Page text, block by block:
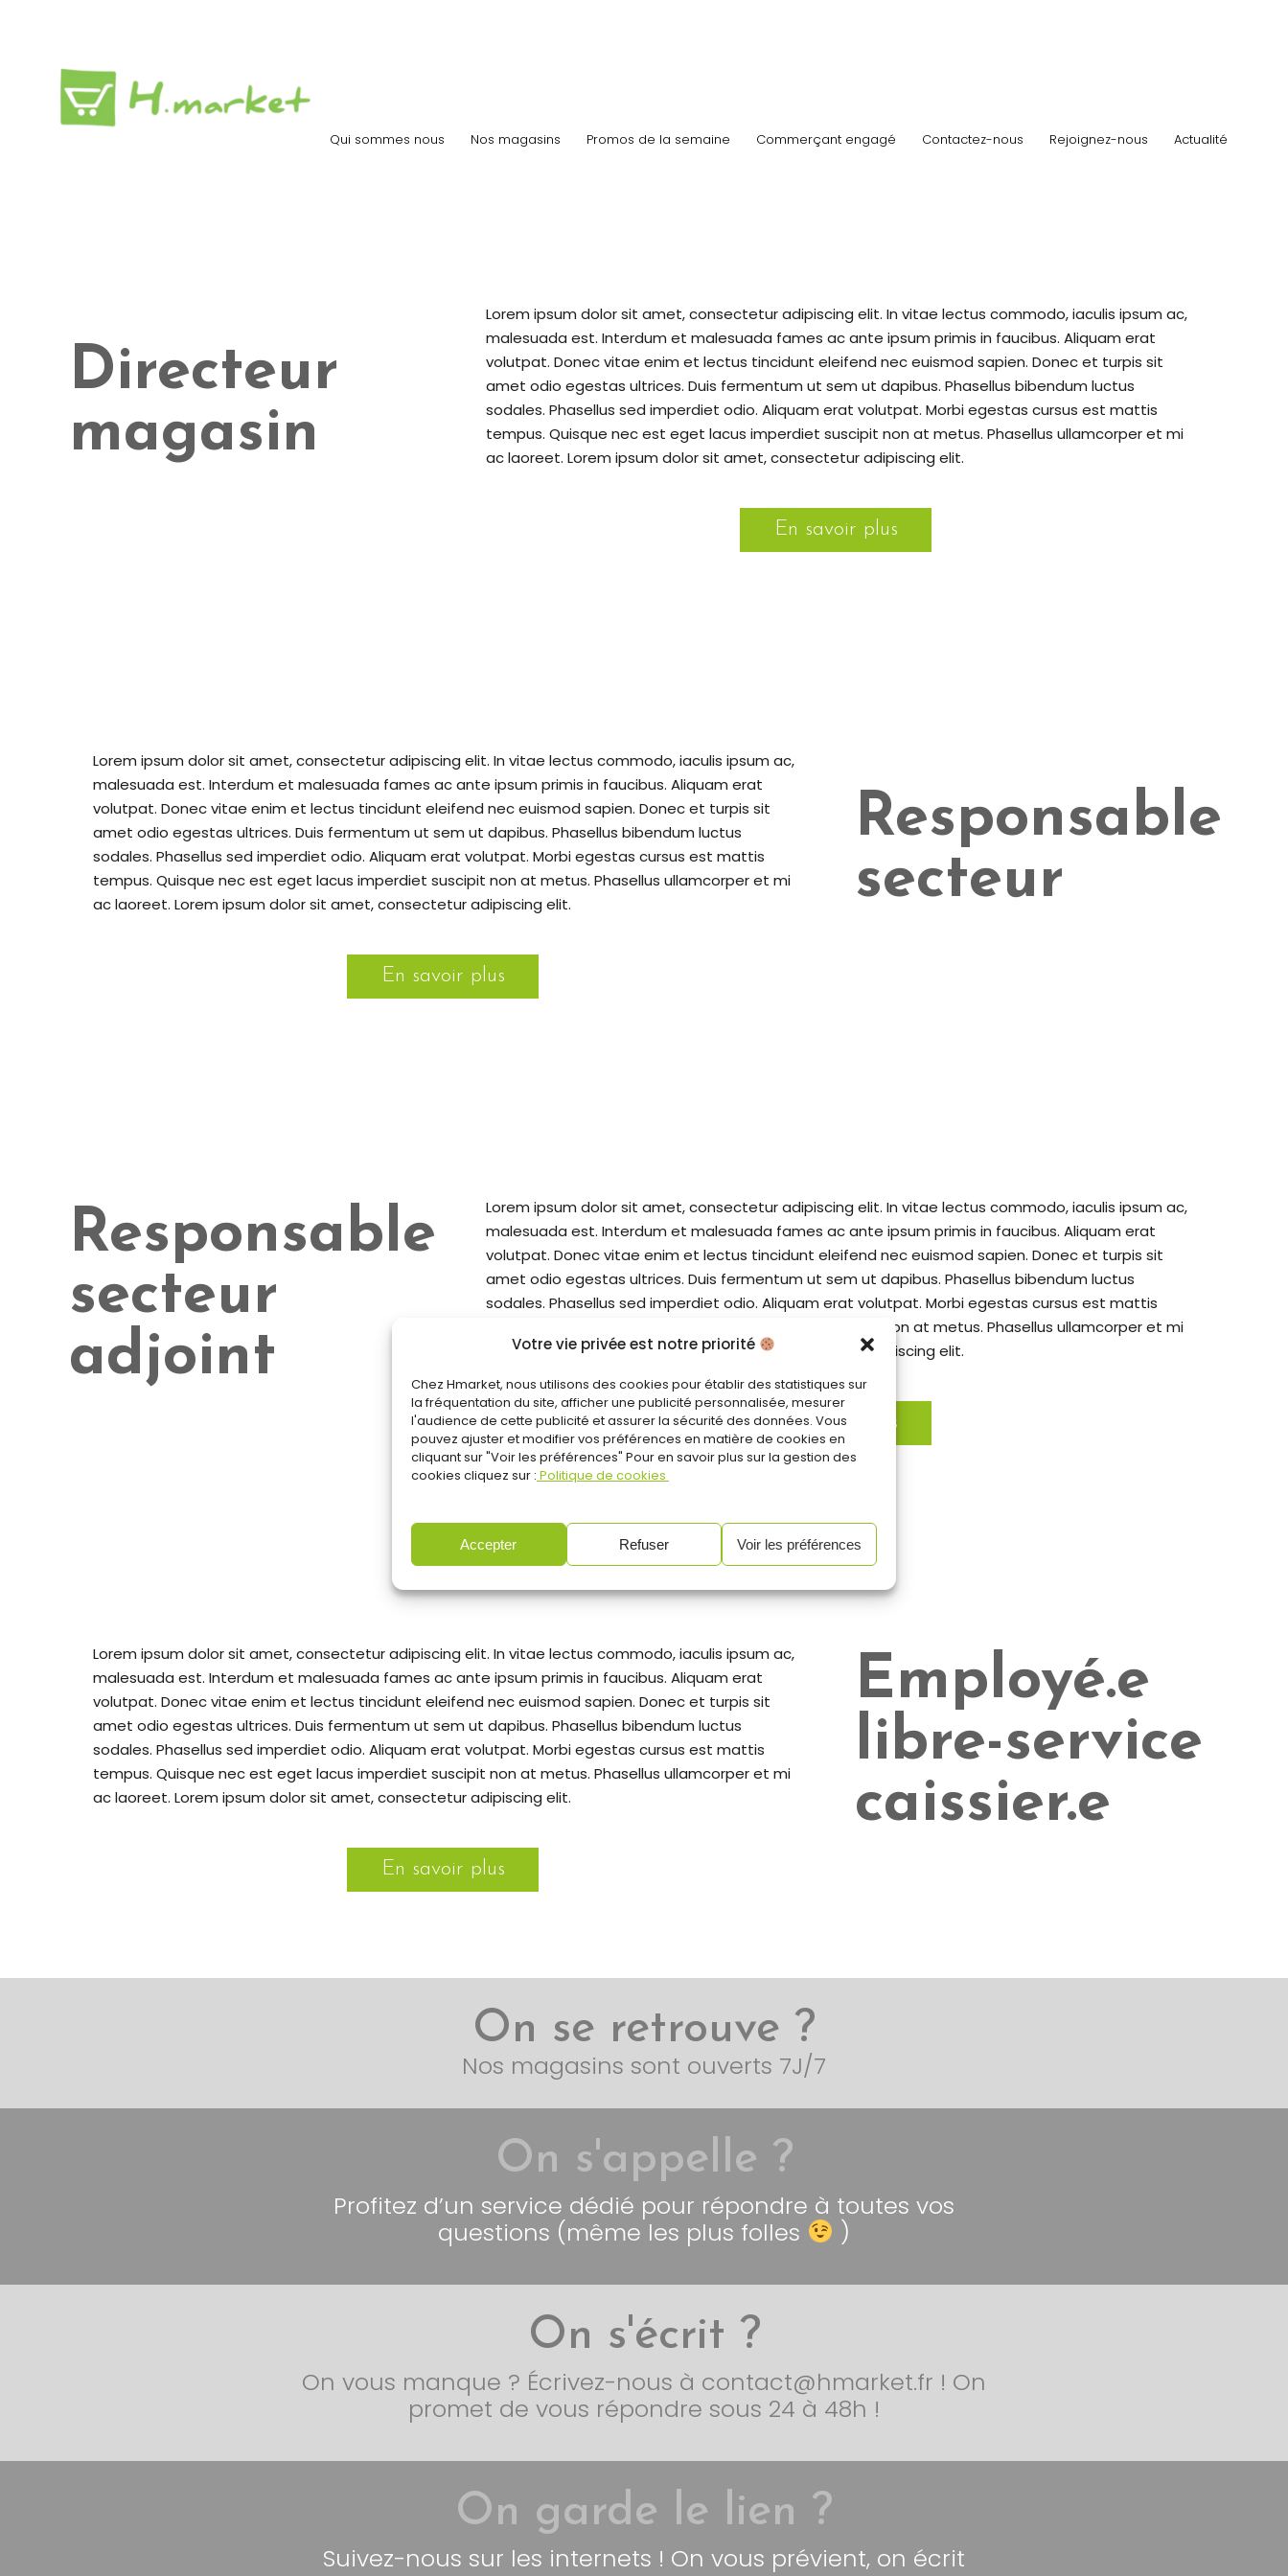
Votre vie privée est notre priorité
Chez Hmarket, nous utilisons des cookies pour établir des statistiques sur
la fréquentation du site, afficher une publicité personnalisée, mesurer
l'audience de cette publicité et assurer la sécurité des données. Vous
pouvez ajuster et modifier vos préférences en matière de cookies en
cliquant sur "Voir les préférences" Pour en savoir plus sur la gestion des
cookies cliquez sur : Politique de cookies
Accepter Refuser Voir les préférences
Qui sommes nous Nos magasins Promos de la semaine Commerçant engagé Contactez-nous Rejoignez-nous Actualité
Directeur
magasin
Lorem ipsum dolor sit amet, consectetur adipiscing elit. In vitae lectus commodo, iaculis ipsum ac,
malesuada est. Interdum et malesuada fames ac ante ipsum primis in faucibus. Aliquam erat
volutpat. Donec vitae enim et lectus tincidunt eleifend nec euismod sapien. Donec et turpis sit
amet odio egestas ultrices. Duis fermentum ut sem ut dapibus. Phasellus bibendum luctus
sodales. Phasellus sed imperdiet odio. Aliquam erat volutpat. Morbi egestas cursus est mattis
tempus. Quisque nec est eget lacus imperdiet suscipit non at metus. Phasellus ullamcorper et mi
ac laoreet. Lorem ipsum dolor sit amet, consectetur adipiscing elit.
En savoir plus
Lorem ipsum dolor sit amet, consectetur adipiscing elit. In vitae lectus commodo, iaculis ipsum ac,
malesuada est. Interdum et malesuada fames ac ante ipsum primis in faucibus. Aliquam erat
volutpat. Donec vitae enim et lectus tincidunt eleifend nec euismod sapien. Donec et turpis sit
amet odio egestas ultrices. Duis fermentum ut sem ut dapibus. Phasellus bibendum luctus
sodales. Phasellus sed imperdiet odio. Aliquam erat volutpat. Morbi egestas cursus est mattis
tempus. Quisque nec est eget lacus imperdiet suscipit non at metus. Phasellus ullamcorper et mi
ac laoreet. Lorem ipsum dolor sit amet, consectetur adipiscing elit.
En savoir plus
Responsable
secteur
Responsable
secteur
adjoint
Lorem ipsum dolor sit amet, consectetur adipiscing elit. In vitae lectus commodo, iaculis ipsum ac,
malesuada est. Interdum et malesuada fames ac ante ipsum primis in faucibus. Aliquam erat
volutpat. Donec vitae enim et lectus tincidunt eleifend nec euismod sapien. Donec et turpis sit
amet odio egestas ultrices. Duis fermentum ut sem ut dapibus. Phasellus bibendum luctus
sodales. Phasellus sed imperdiet odio. Aliquam erat volutpat. Morbi egestas cursus est mattis
tempus. Quisque nec est eget lacus imperdiet suscipit non at metus. Phasellus ullamcorper et mi
ac laoreet. Lorem ipsum dolor sit amet, consectetur adipiscing elit.
En savoir plus
Lorem ipsum dolor sit amet, consectetur adipiscing elit. In vitae lectus commodo, iaculis ipsum ac,
malesuada est. Interdum et malesuada fames ac ante ipsum primis in faucibus. Aliquam erat
volutpat. Donec vitae enim et lectus tincidunt eleifend nec euismod sapien. Donec et turpis sit
amet odio egestas ultrices. Duis fermentum ut sem ut dapibus. Phasellus bibendum luctus
sodales. Phasellus sed imperdiet odio. Aliquam erat volutpat. Morbi egestas cursus est mattis
tempus. Quisque nec est eget lacus imperdiet suscipit non at metus. Phasellus ullamcorper et mi
ac laoreet. Lorem ipsum dolor sit amet, consectetur adipiscing elit.
En savoir plus
Employé.e
libre-service
caissier.e
On se retrouve ?
Nos magasins sont ouverts 7J/7
On s'appelle ?
Profitez d’un service dédié pour répondre à toutes vos
questions (même les plus folles
)
On s'écrit ?
On vous manque ? Écrivez-nous à contact@hmarket.fr ! On
promet de vous répondre sous 24 à 48h !
On garde le lien ?
Suivez-nous sur les internets ! On vous prévient, on écrit